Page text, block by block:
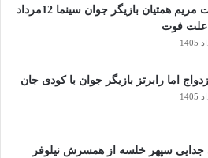
درگذشت مریم همتیان بازیگر جوان سینما 12مرداد
اما رابرتز بازیگر جوان با کودی جان
جدایی سپهر خلسه از همسرش نیلوفر